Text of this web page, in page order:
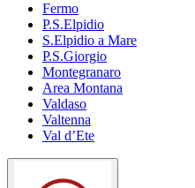
Fermo
P.S.Elpidio
S.Elpidio a Mare
P.S.Giorgio
Montegranaro
Area Montana
Valdaso
Valtenna
Val d’Ete